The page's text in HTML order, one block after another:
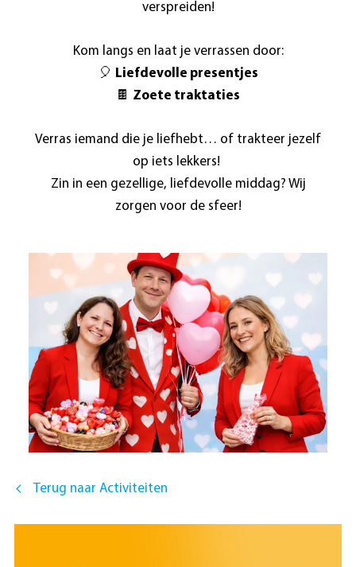
verspreiden!
Kom langs en laat je verrassen door:
🎈 Liefdevolle presentjes
🍫 Zoete traktaties
Verras iemand die je liefhebt… of trakteer jezelf
op iets lekkers!
Zin in een gezellige, liefdevolle middag? Wij
zorgen voor de sfeer!
Terug naar Activiteiten